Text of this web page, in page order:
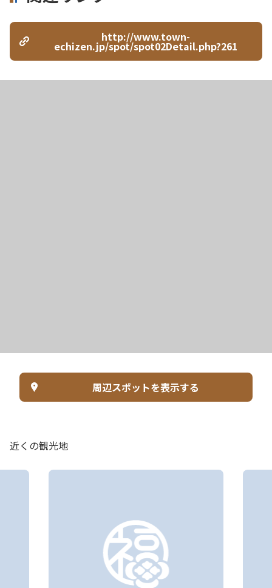
http://www.town-
echizen.jp/spot/spot02Detail.php?261
周辺スポットを表示する
近くの観光地